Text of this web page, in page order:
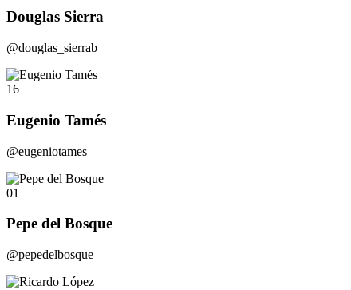
Douglas Sierra
@douglas_sierrab
16
Eugenio Tamés
@eugeniotames
01
Pepe del Bosque
@pepedelbosque